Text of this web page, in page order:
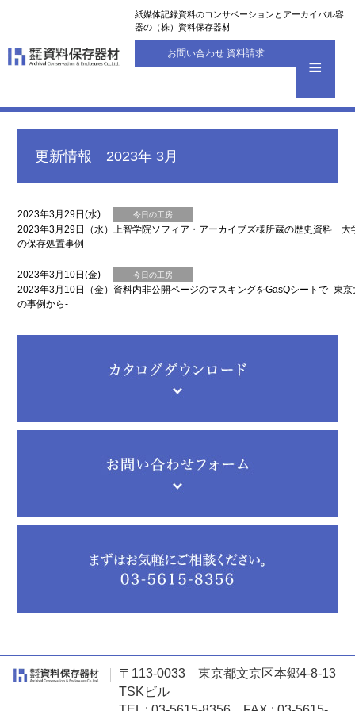
紙媒体記録資料のコンサベーションとアーカイバル容
器の（株）資料保存器材
お問い合わせ 資料請求
更新情報 2023年 3月
2023年3月29日(水) 今日の工房
2023年3月29日（水）上智学院ソフィア・アーカイブズ様所蔵の歴史資料「大
の保存処置事例
2023年3月10日(金) 今日の工房
2023年3月10日（金）資料内非公開ページのマスキングをGasQシートで -東
の事例から-
〒113-0033 東京都文京区本郷4-8-13
TSKビル